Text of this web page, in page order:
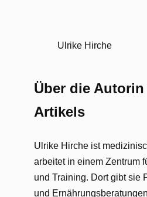
Ulrike Hirche
Über die
Artikels
Ulrike Hirche ist
arbeitet in einem Zentrum
und Training. Dort gibt sie
und